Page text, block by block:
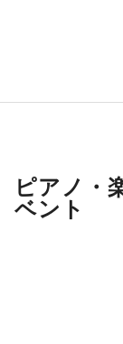
ピアノ・
ベント